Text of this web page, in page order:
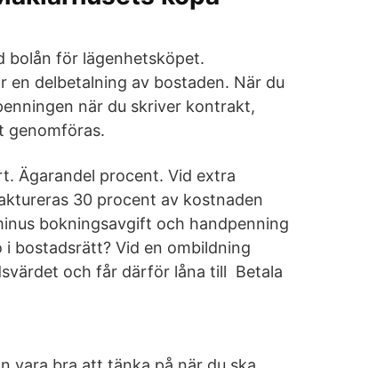
bolån för lägenhetsköpet.
en delbetalning av bostaden. När du
när du skriver kontrakt,
genomföras.
Ägarandel procent. Vid extra
30 procent av kostnaden
bokningsavgift och handpenning
bostadsrätt? Vid en ombildning
och får därför låna till Betala